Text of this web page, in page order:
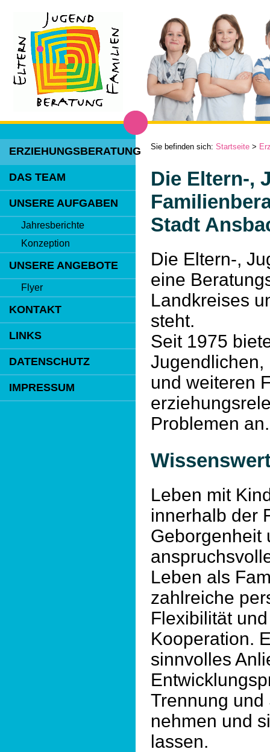
ERZIEHUNGSBERATUNG
DAS TEAM
UNSERE AUFGABEN
Jahresberichte
Konzeption
UNSERE ANGEBOTE
Flyer
KONTAKT
LINKS
DATENSCHUTZ
IMPRESSUM
Sie befinden sich: Startseite >
Die Eltern-,
Stadt
Die Eltern-,
eine
Landkreises
steht.
Seit 1975
Jugendlichen,
und weiteren
Problemen an.
Leben mit
innerhalb der
Geborgenheit
Leben als
zahlreiche
Flexibilität
Kooperation.
sinnvolles
Trennung und
nehmen und
lassen.